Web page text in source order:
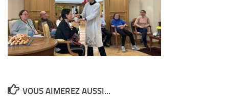
VOUS AIMEREZ AUSSI...